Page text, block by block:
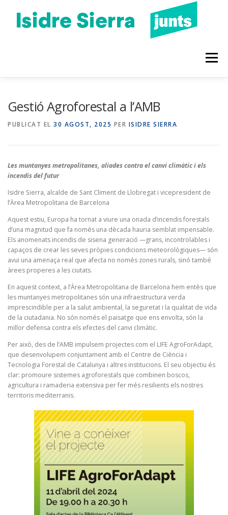
contingut
Menú
Gestió Agroforestal a l’AMB
PUBLICAT EL 30 AGOST, 2025 PER ISIDRE SIERRA
Les muntanyes metropolitanes, aliades contra el canvi climàtic i els
incendis del futur
Isidre Sierra, alcalde de Sant Climent de Llobregat i vicepresident de
l’Àrea Metropolitana de Barcelona
Aquest estiu, Europa ha tornat a viure una onada d’incendis forestals
d’una magnitud que fa només una dècada hauria semblat impensable.
Els anomenats incendis de sisena generació —grans, incontrolables i
capaços de crear les seves pròpies condicions meteorològiques— són
avui una amenaça real que afecta no només zones rurals, sinó també
àrees properes a les ciutats.
En aquest context, a l’Àrea Metropolitana de Barcelona hem entès que
les muntanyes metropolitanes són una infraestructura verda
imprescindible per a la salut ambiental, la seguretat i la qualitat de vida
de la ciutadania. No són només el paisatge que ens envolta, són la
millor defensa contra els efectes del canvi climàtic.
Per això, des de l’AMB impulsem projectes com el LIFE AgroForAdapt,
que desenvolupem conjuntament amb el Centre de Ciència i
Tecnologia Forestal de Catalunya i altres institucions. El seu objectiu és
clar: promoure sistemes agroforestals que combinen boscos,
agricultura i ramaderia extensiva per fer més resilients els nostres
territoris mediterranis.